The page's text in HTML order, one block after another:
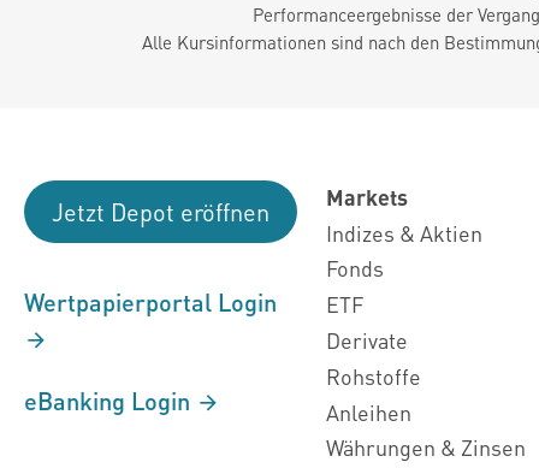
Performanceergebnisse der
Alle Kursinformationen sind nach den
Jetzt Depot eröffnen
Wertpapierportal Login
eBanking Login
Markets
Indizes & Aktien
Fonds
ETF
Derivate
Rohstoffe
Anleihen
Währungen & Zinsen